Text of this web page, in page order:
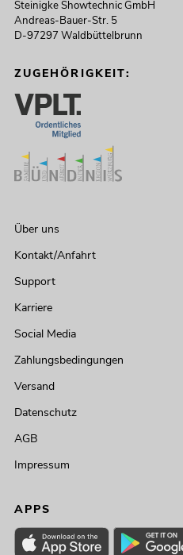
Steinigke Showtechnic GmbH
Andreas-Bauer-Str. 5
D-97297 Waldbüttelbrunn
ZUGEHÖRIGKEIT:
Über uns
Kontakt/Anfahrt
Support
Karriere
Social Media
Zahlungsbedingungen
Versand
Datenschutz
AGB
Impressum
APPS